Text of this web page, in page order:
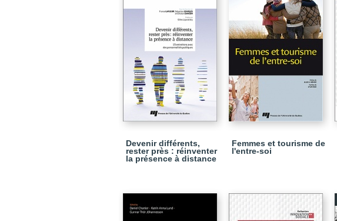
Devenir différents,
rester près : réinventer
la présence à distance
Femmes et tourisme de
l'entre-soi